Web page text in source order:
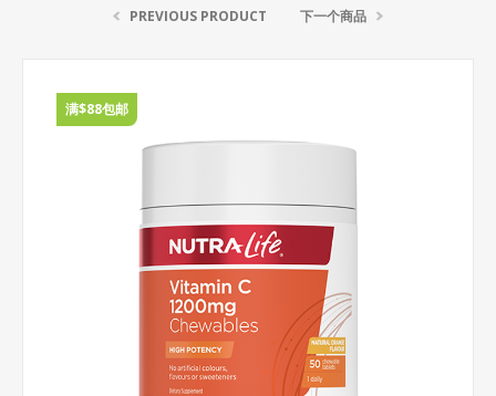
PREVIOUS PRODUCT 下一个商品
满$88包邮